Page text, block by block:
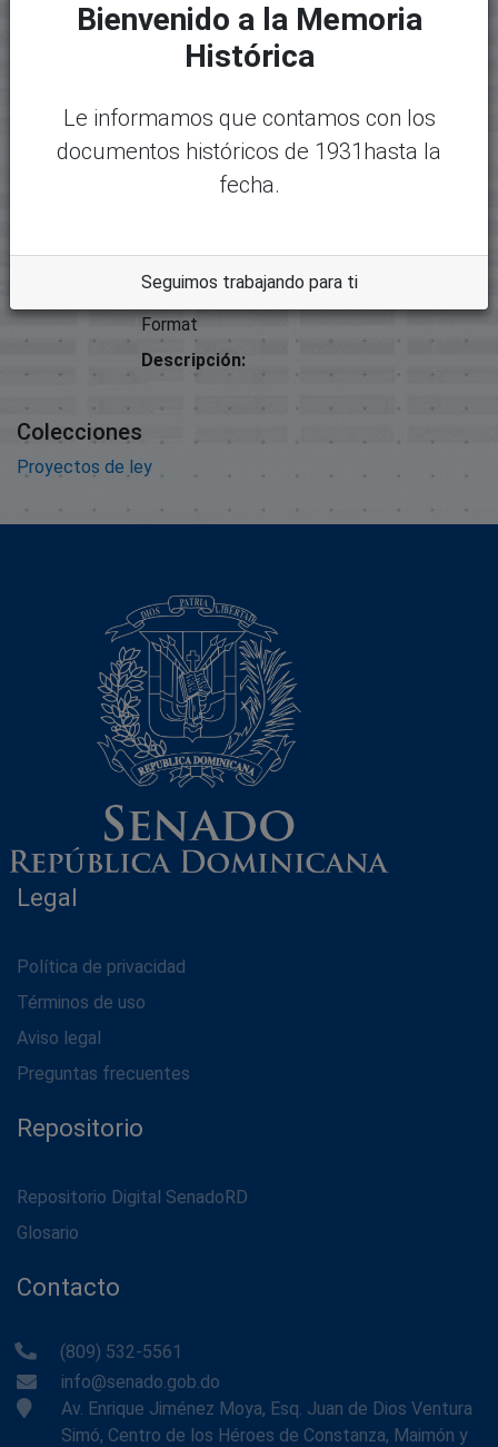
Paquete original
21647-20268 - Exp.01584-Proy.
Crea un Tribunal de Tierras en
Dajabon.pdf
Formato:
Adobe Portable Document
Format
Descripción:
argar
Colecciones
Proyectos de ley
Legal
Política de privacidad
Términos de uso
Aviso legal
Preguntas frecuentes
Repositorio
Repositorio Digital SenadoRD
Glosario
Contacto
(809) 532-5561
info@senado.gob.do
Av. Enrique Jiménez Moya, Esq. Juan de Dios Ventura
Simó, Centro de los Héroes de Constanza, Maimón y
Bienvenido a la Memoria
Histórica
Le informamos que contamos con los
documentos históricos de 1931hasta la
fecha.
Seguimos trabajando para ti